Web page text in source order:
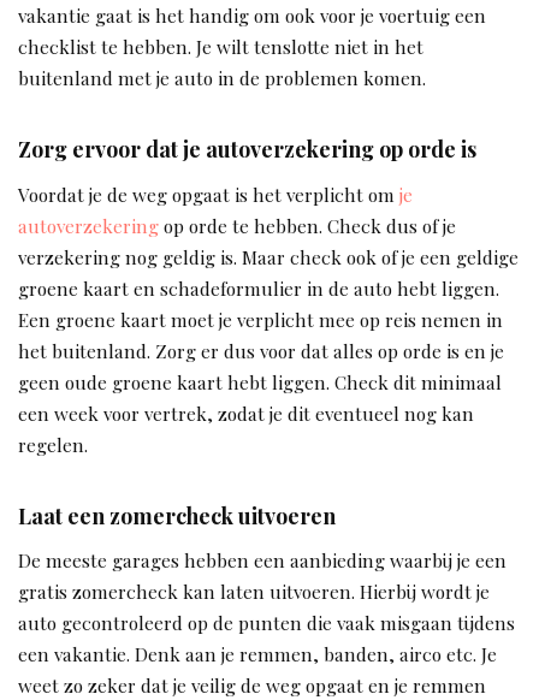
vakantie gaat is het handig om ook voor je voertuig een
checklist te hebben. Je wilt tenslotte niet in het
buitenland met je auto in de problemen komen.
Zorg ervoor dat je autoverzekering op orde is
Voordat je de weg opgaat is het verplicht om je
autoverzekeringop orde te hebben. Check dus of je
verzekering nog geldig is. Maar check ook of je een geldige
groene kaart en schadeformulier in de auto hebt liggen.
Een groene kaart moet je verplicht mee op reis nemen in
het buitenland. Zorg er dus voor dat alles op orde is en je
geen oude groene kaart hebt liggen. Check dit minimaal
een week voor vertrek, zodat je dit eventueel nog kan
regelen.
Laat een zomercheck uitvoeren
De meeste garages hebben een aanbieding waarbij je een
gratis zomercheck kan laten uitvoeren. Hierbij wordt je
auto gecontroleerd op de punten die vaak misgaan tijdens
een vakantie. Denk aan je remmen, banden, airco etc. Je
weet zo zeker dat je veilig de weg opgaat en je remmen